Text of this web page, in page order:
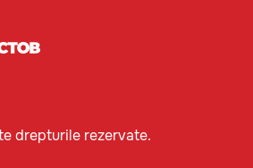
drepturile rezervate.